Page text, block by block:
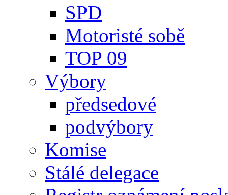
SPD
Motoristé sobě
TOP 09
Výbory
předsedové
podvýbory
Komise
Stálé delegace